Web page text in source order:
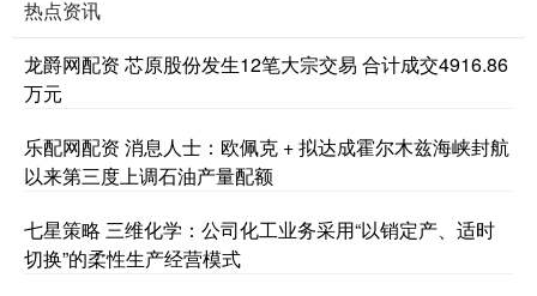
热点资讯
龙爵网配资 芯原股份发生12笔大宗交易 合计成交4916.86
万元
乐配网配资 消息人士：欧佩克 + 拟达成霍尔木兹海峡封航
以来第三度上调石油产量配额
七星策略 三维化学：公司化工业务采用“以销定产、适时
切换”的柔性生产经营模式